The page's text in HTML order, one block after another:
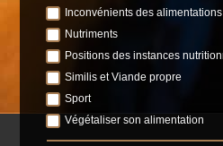
Inconvénients des
Nutriments
Positions des instances
Similis et Viande propre
Sport
Végétaliser son alimentation